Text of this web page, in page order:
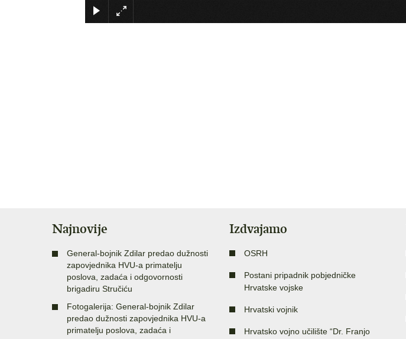
Najnovije
General-bojnik Zdilar predao dužnosti
zapovjednika HVU-a primatelju
poslova, zadaća i odgovornosti
brigadiru Stručiću
Fotogalerija: General-bojnik Zdilar
predao dužnosti zapovjednika HVU-a
primatelju poslova, zadaća i
Izdvajamo
OSRH
Postani pripadnik pobjedničke
Hrvatske vojske
Hrvatski vojnik
Hrvatsko vojno učilište “Dr. Franjo